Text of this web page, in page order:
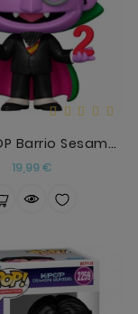
Figura POP Barrio Sesamo The Count
19,99 €Precio